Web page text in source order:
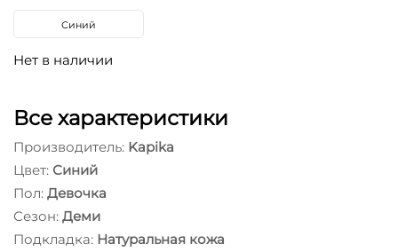
Синий
Нет в наличии
Все характеристики
Производитель: Kapika
Цвет: Синий
Пол: Девочка
Сезон: Деми
Подкладка: Натуральная кожа